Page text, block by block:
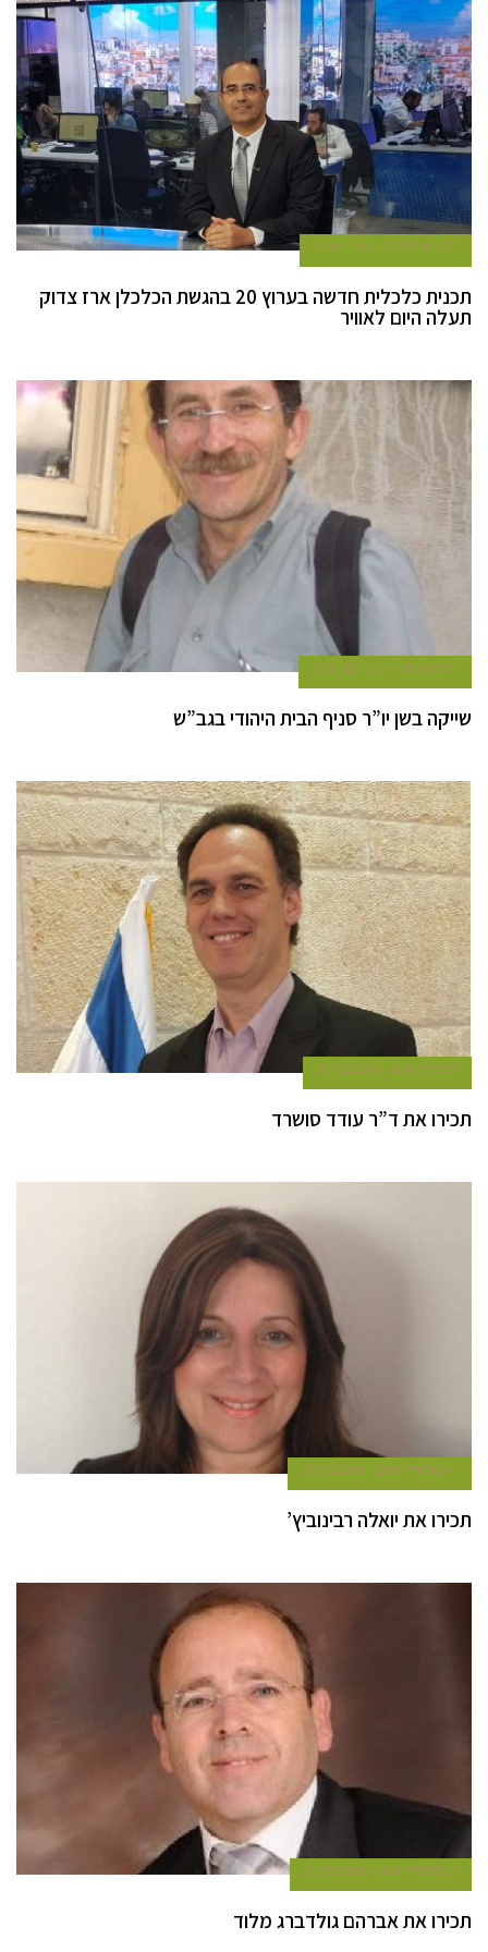
7 במאי 2020 כתב במרכז
תכנית כלכלית חדשה בערוץ 20 בהגשת הכלכלן ארז צדוק
תעלה היום לאוויר
17 באוגוסט 2017 עמי שרון
שייקה בשן יו”ר סניף הבית היהודי בגב”ש
19 ביוני 2016 כתב במרכז
תכירו את ד”ר עודד סושרד
4 באפריל 2016 כתב במרכז
תכירו את יואלה רבינוביץ’
3 באפריל 2016 כתב במרכז
תכירו את אברהם גולדברג מלוד